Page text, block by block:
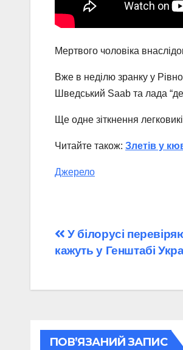
Мертвого чоловіка
Вже в неділю зранку у
Шведський Saab та лада
Ще одне зіткнення
Читайте також: Злетів у
Джерело
Навігація
записів
У білорусі
кажуть у Генштабі
ПОВ’ЯЗАНИЙ ЗАПИС